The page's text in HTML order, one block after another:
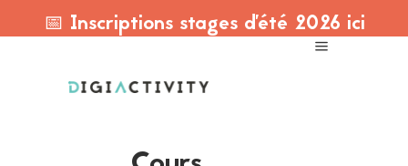
📅 Inscriptions stages d'été 2026 ici